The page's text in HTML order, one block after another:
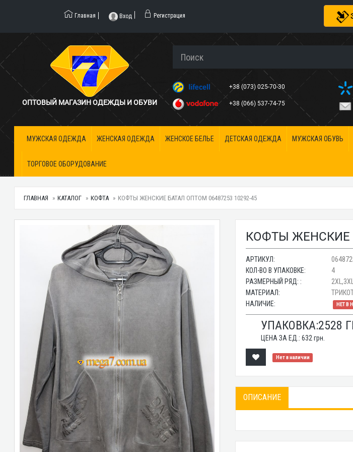
Главная Вход Регистрация
ОПТОВЫЙ МАГАЗИН ОДЕЖДЫ И ОБУВИ
+38 (073) 025-70-30
+38 (066) 537-74-75
МУЖСКАЯ ОДЕЖДА ЖЕНСКАЯ ОДЕЖДА ЖЕНСКОЕ БЕЛЬЕ ДЕТСКАЯ ОДЕЖДА МУЖСКАЯ ОБУВЬ
ТОРГОВОЕ ОБОРУДОВАНИЕ
ГЛАВНАЯ КАТАЛОГ КОФТА КОФТЫ ЖЕНСКИЕ БАТАЛ ОПТОМ 06487253 10292-45
КОФТЫ ЖЕНСКИЕ
АРТИКУЛ:
КОЛ-ВО В УПАКОВКЕ:
4
РАЗМЕРНЫЙ РЯД: :
МАТЕРИАЛ:
НАЛИЧИЕ:
НЕТ В
УПАКОВКА:2528
ЦЕНА ЗА ЕД.:632 грн.
Нет в наличии
ОПИСАНИЕ